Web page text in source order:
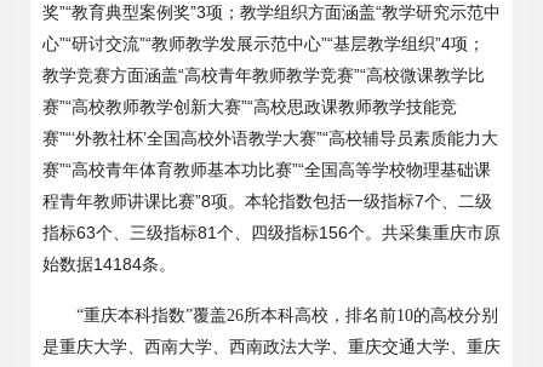
奖”“教育典型案例奖”3项；教学组织方面涵盖“教学研究示范中
心”“研讨交流”“教师教学发展示范中心”“基层教学组织”4项；
教学竞赛方面涵盖“高校青年教师教学竞赛”“高校微课教学比
赛”“高校教师教学创新大赛”“高校思政课教师教学技能竞
赛”“‘外教社杯’全国高校外语教学大赛”“高校辅导员素质能力大
赛”“高校青年体育教师基本功比赛”“全国高等学校物理基础课
程青年教师讲课比赛”8项。本轮指数包括一级指标7个、二级
指标63个、三级指标81 个、四级指标156个。共采集重庆市原
始数据14184条。
“重庆本科指数”覆盖26所本科高校，排名前10的高校分别
是重庆大学、西南大学、西南政法大学、重庆交通大学、重庆